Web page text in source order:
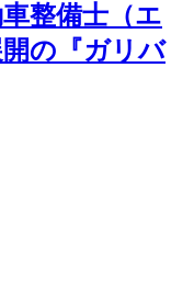
整備士（エ
の『ガリバ